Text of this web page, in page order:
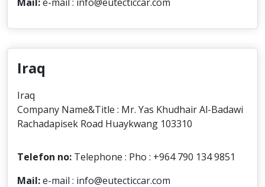
Iraq
Iraq
Company Name&Title : Mr. Yas Khudhair Al-Badawi
Rachadapisek Road Huaykwang 103310
Telefon no: Telephone : Pho : +964 790 134 9851
Mail:e-mail : info@eutecticcar.com